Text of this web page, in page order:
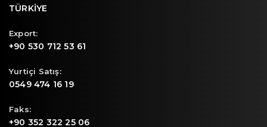
TÜRKİYE
Export:
+90 530 712 53 61
Yurtiçi Satış:
0549 474 16 19
Faks:
+90 352 322 25 06